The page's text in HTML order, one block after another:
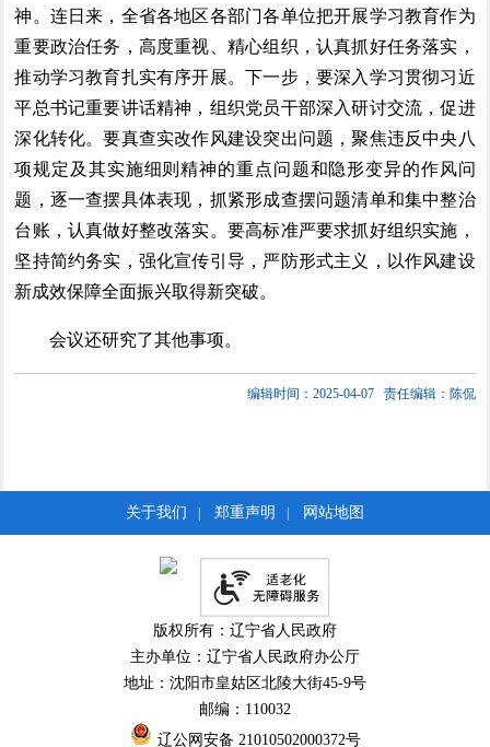
神。连日来，全省各地区各部门各单位把开展学习教育作为
重要政治任务，高度重视、精心组织，认真抓好任务落实，
推动学习教育扎实有序开展。下一步，要深入学习贯彻习近
平总书记重要讲话精神，组织党员干部深入研讨交流，促进
深化转化。要真查实改作风建设突出问题，聚焦违反中央八
项规定及其实施细则精神的重点问题和隐形变异的作风问
题，逐一查摆具体表现，抓紧形成查摆问题清单和集中整治
台账，认真做好整改落实。要高标准严要求抓好组织实施，
坚持简约务实，强化宣传引导，严防形式主义，以作风建设
新成效保障全面振兴取得新突破。
会议还研究了其他事项。
编辑时间：2025-04-07 责任编辑：陈侃
关于我们 | 郑重声明 | 网站地图
版权所有：辽宁省人民政府
主办单位：辽宁省人民政府办公厅
地址：沈阳市皇姑区北陵大街45-9号
邮编：110032
辽公网安备 21010502000372号